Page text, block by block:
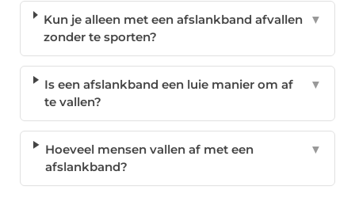
Kun je alleen met een afslankband afvallen
zonder te sporten?
▼
Is een afslankband een luie manier om af
te vallen?
▼
Hoeveel mensen vallen af met een
afslankband?
▼